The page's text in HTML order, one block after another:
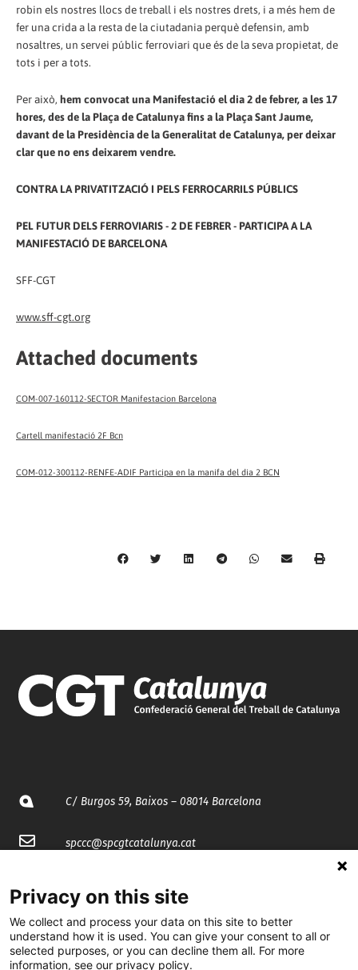
robin els nostres llocs de treball i els nostres drets, i a més hem de
fer una crida a la resta de la ciutadania perquè defensin, amb
nosaltres, un servei públic ferroviari que és de la seva propietat, de
tots i per a tots.
Per això, hem convocat una Manifestació el dia 2 de febrer, a les 17
hores, des de la Plaça de Catalunya fins a la Plaça Sant Jaume,
davant de la Presidència de la Generalitat de Catalunya, per deixar
clar que no ens deixarem vendre.
CONTRA LA PRIVATITZACIÓ I PELS FERROCARRILS PÚBLICS
PEL FUTUR DELS FERROVIARIS - 2 DE FEBRER - PARTICIPA A LA
MANIFESTACIÓ DE BARCELONA
SFF-CGT
www.sff-cgt.org
Attached documents
COM-007-160112-SECTOR Manifestacion Barcelona
Cartell manifestació 2F Bcn
COM-012-300112-RENFE-ADIF Participa en la manifa del dia 2 BCN
C/ Burgos 59, Baixos – 08014 Barcelona
spccc@spcgtcatalunya.cat
@CGTCatalunya
cgtcatalunya
Privacy on this site
We collect and process your data on this site to better
understand how it is used. You can give your consent to all or
selected purposes, or you can decline them all. For more
information, see our privacy policy.